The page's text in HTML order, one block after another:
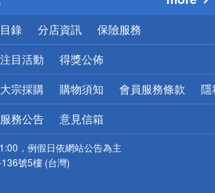
送
請小心！
錄 分店資訊 保險服務
注目活動 得獎公佈
大宗採購 購物須知 會員服務條款 隱
服務公告 意見信箱
，例假日依網站公告為主
號5樓 (台灣)